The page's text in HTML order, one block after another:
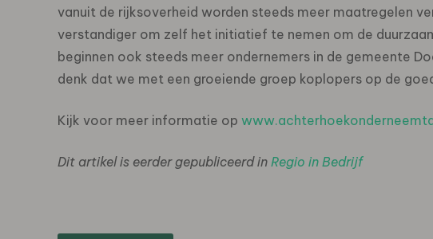
vanuit de rijksoverheid worden steeds meer maatregelen
verstandiger om zelf het initiatief te nemen om de
beginnen ook steeds meer ondernemers in de gemeente
denk dat we met een groeiende groep koplopers op de
Kijk voor meer informatie op
Dit artikel is eerder gepubliceerd in Regio in Bedrijf